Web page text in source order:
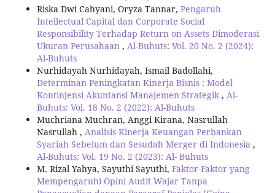
Riska Dwi Cahyani, Oryza Tannar, Pengaruh
Intellectual Capital dan Corporate Social
Responsibility Terhadap Return on Assets Dimoderasi
Ukuran Perusahaan , Al-Buhuts: Vol. 20 No. 2 (2024):
Al-Buhuts
Nurhidayah Nurhidayah, Ismail Badollahi,
Determinan Peningkatan Kinerja Bisnis : Model
Kontinjensi Akuntansi Manajemen Strategik , Al-
Buhuts: Vol. 18 No. 2 (2022): Al-Buhuts
Muchriana Muchran, Anggi Kirana, Nasrullah
Nasrullah , Analisis Kinerja Keuangan Perbankan
Syariah Sebelum dan Sesudah Merger di Indonesia ,
Al-Buhuts: Vol. 19 No. 2 (2023): Al- Buhuts
M. Rizal Yahya, Sayuthi Sayuthi, Faktor-Faktor yang
Mempengaruhi Opini Audit Wajar Tanpa